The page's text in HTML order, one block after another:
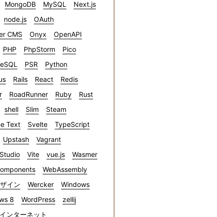
MongoDB MySQL
Next.js
node.js
OAuth
CMS
Onyx
OpenAPI
PHP
PhpStorm
Pico
PSR
Python
Rails React
Redis
RoadRunner Ruby
Rust
shell
Slim
Steam
Text
Svelte
TypeScript
Upstash
Vagrant
Vite vue.js
Wasmer
WebAssembly
イン
Wercker
Windows
8
WordPress
zellij
ンターネット